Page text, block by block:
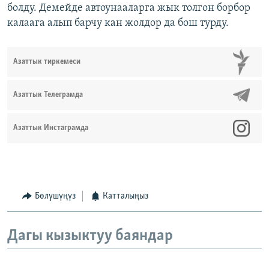
болду. Демейде автоунааларга жык толгон борбор
калаага алып барчу кан жолдор да бош турду.
Азаттык тиркемеси
Азаттык Телеграмда
Азаттык Инстаграмда
Бөлүшүңүз Катталыңыз
Дагы кызыктуу баяндар